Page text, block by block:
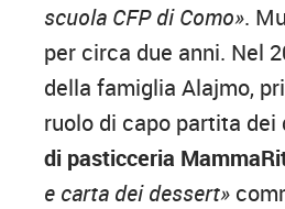
scuola CFP di Como».
per circa due anni. Nel
della famiglia Alajmo,
ruolo di capo partita dei
di pasticceria
e carta dei dessert»